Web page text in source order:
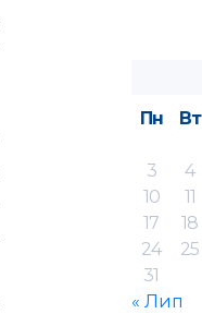
Пн
Вт
3
4
10
11
17
18
24
25
31
« Лип